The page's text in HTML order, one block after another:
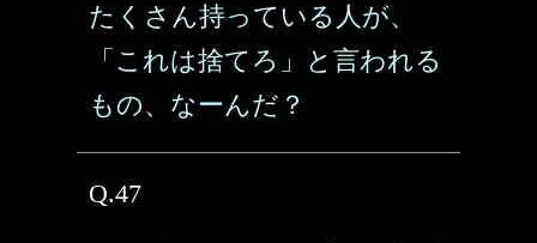
たくさん持っている人が、
「これは捨てろ」と言われる
もの、なーんだ？
Q.47